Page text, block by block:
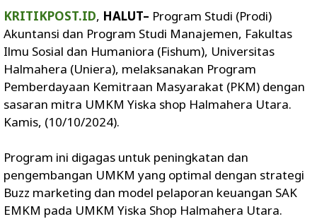
KRITIKPOST.ID, HALUT– Program Studi (Prodi)
Akuntansi dan Program Studi Manajemen, Fakultas
Ilmu Sosial dan Humaniora (Fishum), Universitas
Halmahera (Uniera), melaksanakan Program
Pemberdayaan Kemitraan Masyarakat (PKM) dengan
sasaran mitra UMKM Yiska shop Halmahera Utara.
Kamis, (10/10/2024).
Program ini digagas untuk peningkatan dan
pengembangan UMKM yang optimal dengan strategi
Buzz marketing dan model pelaporan keuangan SAK
EMKM pada UMKM Yiska Shop Halmahera Utara.